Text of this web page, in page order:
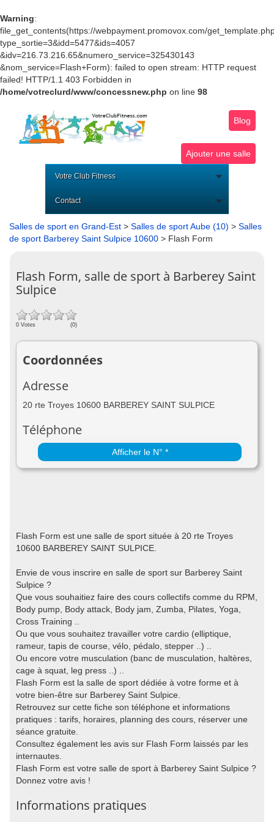
Warning:
file_get_contents(https://webpayment.promovox.com/
type_sortie=3&idd=5477&ids=4057
&idv=216.73.216.65&numero_service=325430143
&nom_service=Flash+Form): failed to open stream: HTTP request
failed! HTTP/1.1 403 Forbidden in
/home/votreclurd/www/concessnew.php on line 98
Blog
Ajouter une salle
Votre Club Fitness
Contact
Salles de sport en Grand-Est > Salles de sport Aube (10) > Salles
de sport Barberey Saint Sulpice 10600 > Flash Form
Flash Form, salle de sport à Barberey Saint
Sulpice
0 Votes (0)
Coordonnées
Adresse
20 rte Troyes 10600 BARBEREY SAINT SULPICE
Téléphone
Afficher le N° *
Flash Form est une salle de sport située à 20 rte Troyes
10600 BARBEREY SAINT SULPICE.
Envie de vous inscrire en salle de sport sur Barberey Saint
Sulpice ?
Que vous souhaitiez faire des cours collectifs comme du RPM,
Body pump, Body attack, Body jam, Zumba, Pilates, Yoga,
Cross Training ..
Ou que vous souhaitez travailler votre cardio (elliptique,
rameur, tapis de course, vélo, pédalo, stepper ..) ..
Ou encore votre musculation (banc de musculation, haltères,
cage à squat, leg press ..) ..
Flash Form est la salle de sport dédiée à votre forme et à
votre bien-être sur Barberey Saint Sulpice.
Retrouvez sur cette fiche son téléphone et informations
pratiques : tarifs, horaires, planning des cours, réserver une
séance gratuite.
Consultez également les avis sur Flash Form laissés par les
internautes.
Flash Form est votre salle de sport à Barberey Saint Sulpice ?
Donnez votre avis !
Informations pratiques